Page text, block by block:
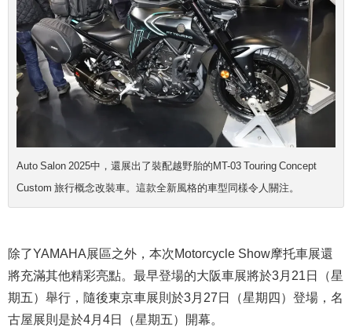
Auto Salon 2025中，還展出了裝配越野胎的MT-03 Touring Concept
Custom 旅行概念改裝車。這款全新風格的車型同樣令人關注。
除了YAMAHA展區之外，本次Motorcycle Show摩托車展還
將充滿其他精彩亮點。最早登場的大阪車展將於3月21日（星
期五）舉行，隨後東京車展則於3月27日（星期四）登場，名
古屋展則是於4月4日（星期五）開幕。